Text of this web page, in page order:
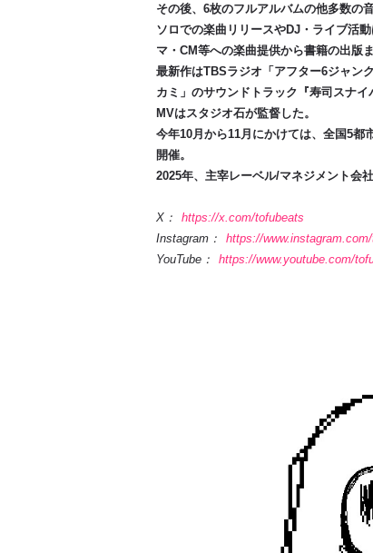
その後、6枚のフルアルバムの他多数の
ソロでの楽曲リリースやDJ・ライブ活
マ・CM等への楽曲提供から書籍の出版
最新作はTBSラジオ「アフター6ジャン
カミ」のサウンドトラック『寿司スナ
MVはスタジオ石が監督した。
今年10月から11月にかけては、全国5
開催。
2025年、主宰レーベル/マネジメント会
X：
https://x.com/tofubeats
Instagram：
https://
YouTube：
https://www.youtube.com/